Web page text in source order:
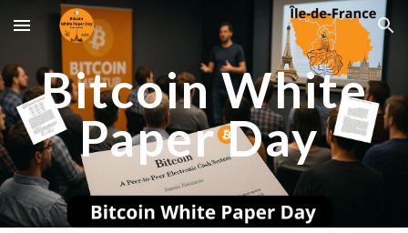
Skip to main content Skip to navigation
Bitcoin White
Paper Day